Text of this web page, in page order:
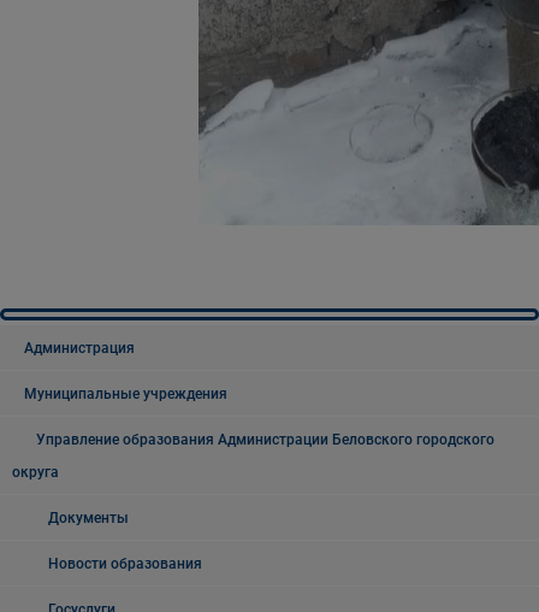
Администрация
Муниципальные учреждения
Управление образования Администрации Беловского городского
округа
Документы
Новости образования